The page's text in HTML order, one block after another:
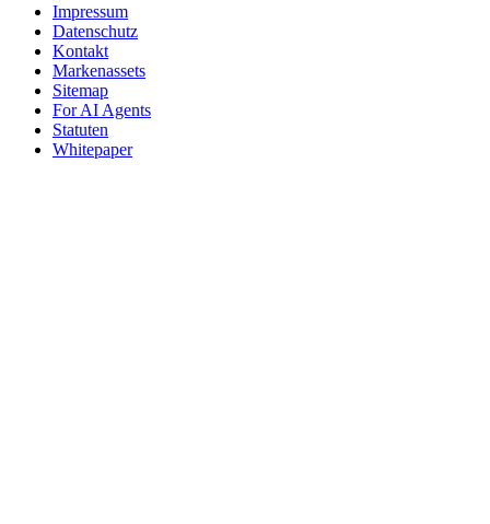
Impressum
Datenschutz
Kontakt
Markenassets
Sitemap
For AI Agents
Statuten
Whitepaper